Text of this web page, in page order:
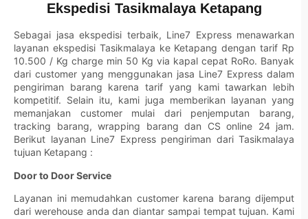
Ekspedisi Tasikmalaya Ketapang
Sebagai jasa ekspedisi terbaik, Line7 Expressmenawarkan
layanan ekspedisi Tasikmalaya ke Ketapang dengan tarif Rp
10.500 / Kg charge min 50 Kg via kapal cepat RoRo. Banyak
dari customer yang menggunakan jasa Line7 Express dalam
pengiriman barang karena tarif yang kami tawarkan lebih
kompetitif. Selain itu, kami juga memberikan layanan yang
memanjakan customer mulai dari penjemputan barang,
tracking barang, wrapping barang dan CS online 24 jam.
Berikut layanan Line7 Express pengiriman dari Tasikmalaya
tujuan Ketapang :
Door to Door Service
Layanan ini memudahkan customer karena barang dijemput
dari werehouse anda dan diantar sampai tempat tujuan. Kami